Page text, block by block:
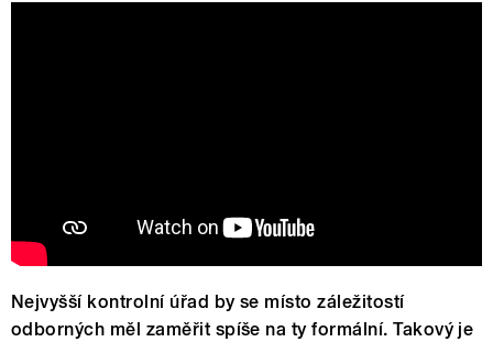
Nejvyšší kontrolní úřad by se místo záležitostí
odborných měl zaměřit spíše na ty formální. Takový je